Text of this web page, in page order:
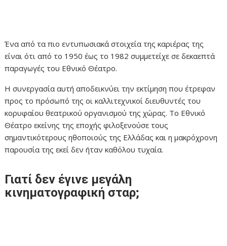
Ένα από τα πιο εντυπωσιακά στοιχεία της καριέρας της
είναι ότι από το 1950 έως το 1982 συμμετείχε σε δεκαεπτά
παραγωγές του Εθνικό Θέατρο.
Η συνεργασία αυτή αποδεικνύει την εκτίμηση που έτρεφαν
προς το πρόσωπό της οι καλλιτεχνικοί διευθυντές του
κορυφαίου θεατρικού οργανισμού της χώρας. Το Εθνικό
Θέατρο εκείνης της εποχής φιλοξενούσε τους
σημαντικότερους ηθοποιούς της Ελλάδας και η μακρόχρονη
παρουσία της εκεί δεν ήταν καθόλου τυχαία.
Γιατί δεν έγινε μεγάλη
κινηματογραφική σταρ;